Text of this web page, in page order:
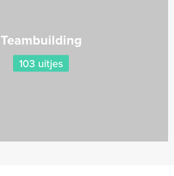
Teambuilding
103 uitjes